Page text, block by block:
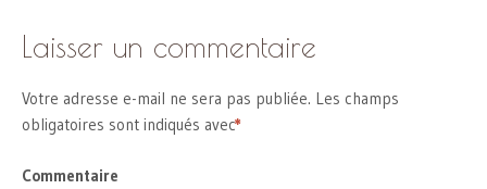
Laisser un commentaire
Votre adresse e-mail ne sera pas publiée. Les champs
obligatoires sont indiqués avec
*
Commentaire